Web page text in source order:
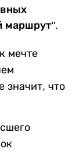
маршрут".
мечте
значит, что